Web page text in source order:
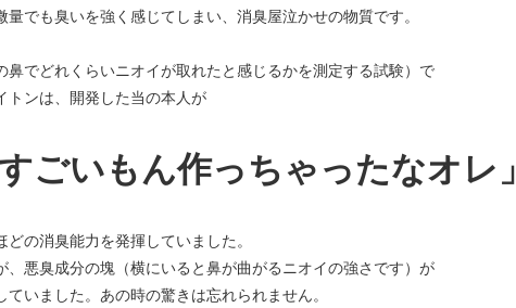
量でも臭いを強く感じてしまい、消臭屋泣かせの物質です。
鼻でどれくらいニオイが取れたと感じるかを測定する試験）で
トンは、開発した当の本人が
すごいもん作っちゃったなオレ」
どの消臭能力を発揮していました。
、悪臭成分の塊（横にいると鼻が曲がるニオイの強さです）が
ていました。あの時の驚きは忘れられません。